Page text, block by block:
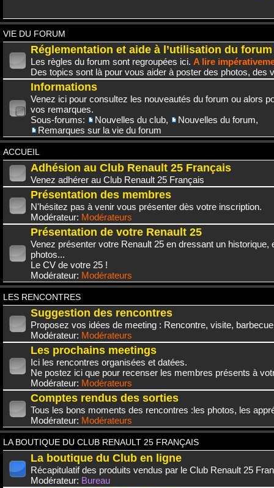
VIE DU FORUM
Réglementation et aide à l’utilisation du forum
Les règles du forum sont regroupées ici. A lire
Des topics sont là pour vous aider à poster des photos, des
Informations
Venez ici pour consultez les nouveautés du forum ou alors
vos remarques.
Sous-forums:
Nouvelles du club, Nouvelles du forum,
Remarques sur la vie du forum
ACCUEIL
Adhésion au Club Renault 25 Français
Venez adhérer au Club Renault 25 Français
Présentation des membres
N'hésitez pas à venir vous présenter dès votre inscription.
Modérateur: Modérateurs
Présentation de votre Renault 25
Venez présenter votre Renault 25 en dressant un historique,
photos...
Le CV de votre 25 !
Modérateur: Modérateurs
LES RENCONTRES
Suggestion des rencontres
Proposez vos idées de meeting : Rencontre, visite,
Modérateur: Modérateurs
Les prochains meetings
Ici les rencontres organisées et datées.
Ne postez ici que pour recenser les membres présents à
Modérateur: Modérateurs
Comptes rendus des sorties
Tous les bons moments des rencontres :les photos, les
Modérateur: Modérateurs
LA BOUTIQUE DU CLUB RENAULT 25 FRANÇAIS
La boutique du Club en ligne
Récapitulatif des produits vendus par le Club Renault 25
Modérateur: Bureau